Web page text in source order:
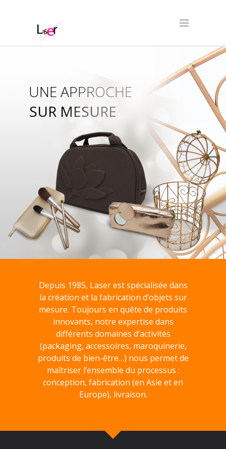
SUR MESURE
UNE APPROCHE
Depuis 1985, Laser est spécialisée dans
la création et la fabrication d’objets sur
mesure. Toujours en quête de produits
innovants, notre expertise dans
différents domaines d’activités
(packaging, accessoires, maroquinerie,
produits de bien-être…) nous permet de
maîtriser l’ensemble du processus :
conception, fabrication (en Asie et en
Europe), livraison.